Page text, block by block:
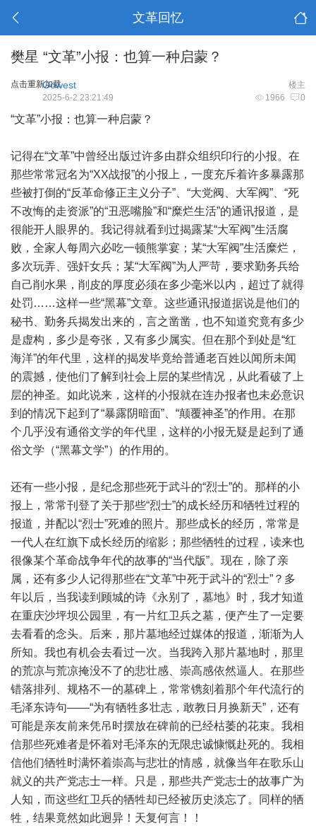
文革回忆
樊星 “文革”小报：也算一种启蒙？
点击重新加载 楼主
Gowest
1966 0
2025-6-2 23:21:49
“文革”小报：也算一种启蒙？
记得在“文革”中曾经出版过许多由群众组织印行的小报。在
那些常常冠名为“XX战报”的小报上，一度充斥着许多暴露那
些被打倒的“反革命修正主义分子”、“大党阀、大军阀”、“死
不改悔的走资派”的“丑恶嘴脸”和“糜烂生活”的通讯报道，是
很能开人眼界的。我记得就看到过揭露某“大军阀”生活腐
败，全家人每周六必吃一顿熊掌宴；某“大军阀”生活糜烂，
多次玩弄、强奸女兵；某“大军阀”为人严苛，要求勤务兵给
自己削水果，削皮的厚度必须在多少毫米以内，超过了就得
处罚……这样一些“黑幕”文章。这些通讯报道据说是他们的
秘书、勤务兵揭发出来的，言之凿凿，也不知道究竟有多少
是虚构，多少是夸张，又有多少属实。但在那个到处是“红
海洋”的年代里，这样的揭发毕竟给普通老百姓以闻所未闻
的震撼，使他们了解到社会上层的某些情况，从此看破了上
层的神圣。如此说来，这样的小报就在连办报者也未必意识
到的情况下起到了“暴露阴暗面”、“颠覆神圣”的作用。在那
个几乎没有通俗文学的年代里，这样的小报无疑是起到了通
俗文学（“黑幕文学”）的作用的。
还有一些小报，是纪念那些死于武斗的“烈士”的。那样的小
报上，常常刊登了关于那些“烈士”的成长经历和牺牲过程的
报道，并配以“烈士”死难的照片。那些成长的经历，常常是
一代人在红旗下成长经历的缩影；那些牺牲的过程，读来也
很像某个革命战争年代的故事的“当代版”。现在，除了亲
属，还有多少人记得那些在“文革”中死于武斗的“烈士”？多
年以后，当我读到顾城的诗《永别了，墓地》时，我才知道
在重庆沙坪坝公园里，有一片红卫兵之墓，便产生了一定要
去看看的念头。后来，那片墓地经过媒体的报道，渐渐为人
所知。我也有机会去看过一次。当我跨入那片墓地时，那里
的荒凉与荒凉掩没不了的悲壮感、崇高感依然逼人。在那些
错落排列、规格不一的墓碑上，常常镌刻着那个年代流行的
毛泽东诗句——“为有牺牲多壮志，敢教日月换新天”，还有
可能是亲友前来凭吊时摆放在碑前的已经枯萎的花束。我相
信那些死难者是怀着对毛泽东的无限忠诚慷慨赴死的。我相
信他们牺牲时满怀着崇高与悲壮的情感，就像当年在歌乐山
就义的共产党志士一样。只是，那些共产党志士的故事广为
人知，而这些红卫兵的牺牲却已经被历史淡忘了。同样的牺
牲，结果竟然如此迥异！天复何言！！